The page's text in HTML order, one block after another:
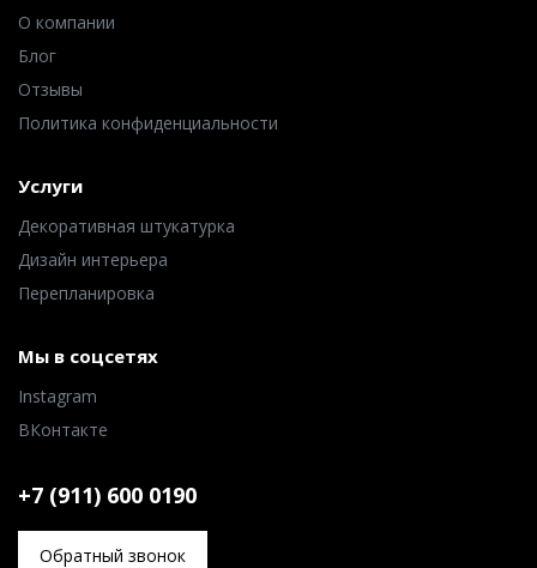
О компании
Блог
Отзывы
Политика конфиденциальности
Услуги
Декоративная штукатурка
Дизайн интерьера
Перепланировка
Мы в соцсетях
Instagram
ВКонтакте
+7 (911) 600 0190
Обратный звонок